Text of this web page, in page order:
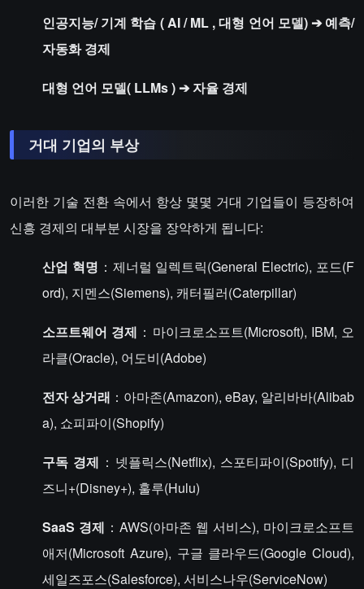
인공지능/ 기계 학습 (AI/ ML , 대형 언어 모델) ➔ 예측/
자동화 경제
대형 언어 모델( LLMs) ➔ 자율 경제
거대 기업의 부상
이러한 기술 전환 속에서 항상 몇몇 거대 기업들이 등장하여
신흥 경제의 대부분 시장을 장악하게 됩니다:
산업 혁명 ：제너럴 일렉트릭(General Electric), 포드(F
ord), 지멘스(Siemens), 캐터필러(Caterpillar)
소프트웨어 경제 ：마이크로소프트(Microsoft), IBM, 오
라클(Oracle), 어도비(Adobe)
전자 상거래 ：아마존(Amazon), eBay, 알리바바(Alibab
a), 쇼피파이(Shopify)
구독 경제 ：넷플릭스(Netflix), 스포티파이(Spotify), 디
즈니+(Disney+), 훌루(Hulu)
SaaS 경제 ：AWS(아마존 웹 서비스), 마이크로소프트
애저(Microsoft Azure), 구글 클라우드(Google Cloud),
세일즈포스(Salesforce), 서비스나우(ServiceNow)